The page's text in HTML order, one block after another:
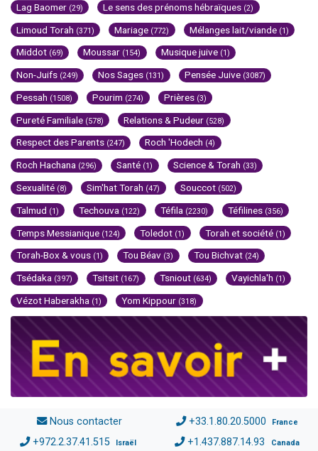
Lag Baomer (29) Le sens des prénoms hébraïques (2)
Limoud Torah (371) Mariage (772) Mélanges lait/viande (1)
Middot (69) Moussar (154) Musique juive (1)
Non-Juifs (249) Nos Sages (131) Pensée Juive (3087)
Pessah (1508) Pourim (274) Prières (3)
Pureté Familiale (578) Relations & Pudeur (528)
Respect des Parents (247) Roch 'Hodech (4)
Roch Hachana (296) Santé (1) Science & Torah (33)
Sexualité (8) Sim'hat Torah (47) Souccot (502)
Talmud (1) Techouva (122) Téfila (2230) Téfilines (356)
Temps Messianique (124) Toledot (1) Torah et société (1)
Torah-Box & vous (1) Tou Béav (3) Tou Bichvat (24)
Tsédaka (397) Tsitsit (167) Tsniout (634) Vayichla'h (1)
Vézot Haberakha (1) Yom Kippour (318)
Nous contacter +33.1.80.20.5000 France
+972.2.37.41.515 Israël +1.437.887.14.93 Canada